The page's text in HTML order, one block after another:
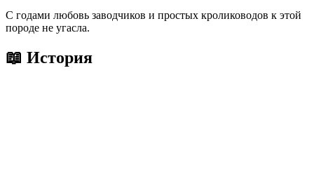
С годами любовь заводчиков и простых кролиководов к этой
породе не угасла.
📖 История